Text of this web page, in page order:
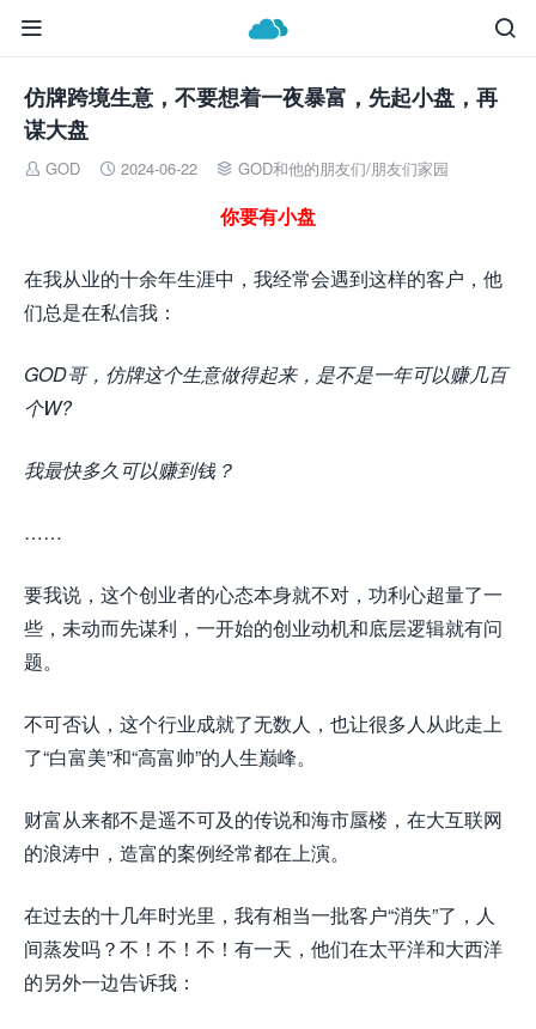


仿牌跨境生意，不要想着一夜暴富，先起小盘，再
谋大盘
 GOD  2024-06-22  GOD和他的朋友们/朋友们家园
你要有小盘
在我从业的十余年生涯中，我经常会遇到这样的客户，他
们总是在私信我：
GOD哥，仿牌这个生意做得起来，是不是一年可以赚几百
个W?
我最快多久可以赚到钱？
……
要我说，这个创业者的心态本身就不对，功利心超量了一
些，未动而先谋利，一开始的创业动机和底层逻辑就有问
题。
不可否认，这个行业成就了无数人，也让很多人从此走上
了“白富美”和“高富帅”的人生巅峰。
财富从来都不是遥不可及的传说和海市蜃楼，在大互联网
的浪涛中，造富的案例经常都在上演。
在过去的十几年时光里，我有相当一批客户“消失”了，人
间蒸发吗？不！不！不！有一天，他们在太平洋和大西洋
的另外一边告诉我：